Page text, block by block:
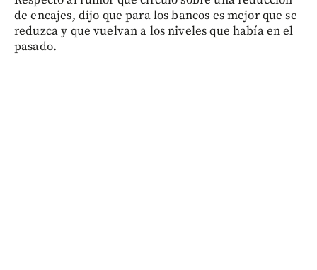
de encajes, dijo que para los bancos es mejor que se
reduzca y que vuelvan a los niveles que había en el
pasado.